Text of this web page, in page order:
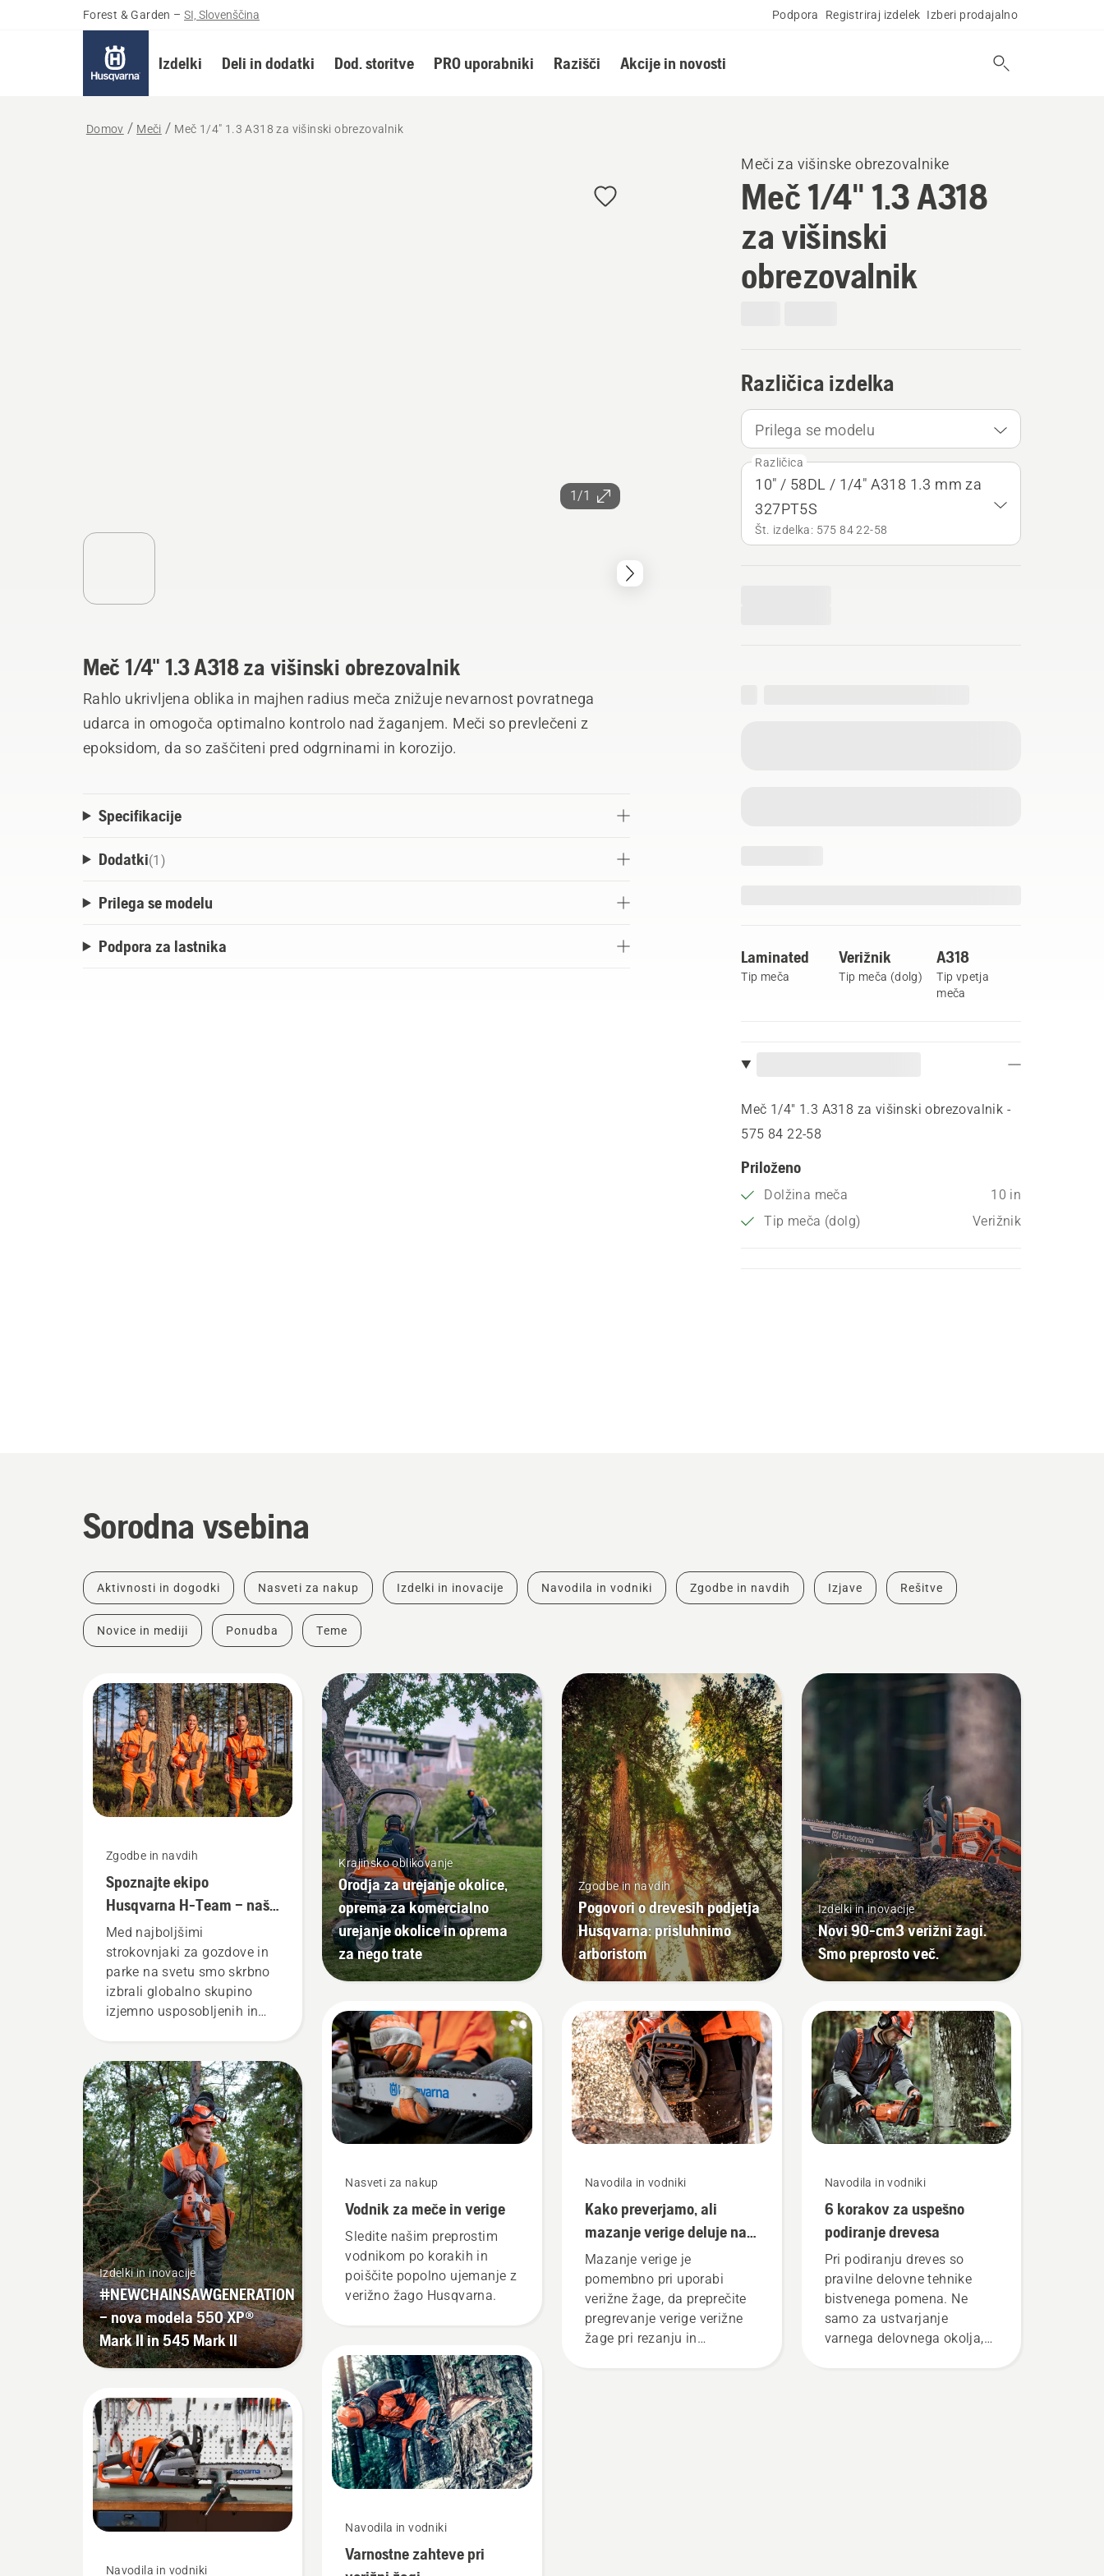
Forest & Garden – SI, Slovenščina Podpora Registriraj izdelek Izberi prodajalno
Izdelki Deli in dodatki Dod. storitve PRO uporabniki Razišči Akcije in novosti
Domov Meči Meč 1/4" 1.3 A318 za višinski obrezovalnik
1/1
Meči za višinske obrezovalnike
Meč 1/4" 1.3 A318
za višinski
obrezovalnik
Različica izdelka
Prilega se modelu
Različica
10" / 58DL / 1/4" A318 1.3 mm za
327PT5S
Št. izdelka: 575 84 22‑58
Laminated
Tip meča
Verižnik
Tip meča (dolg)
A318
Tip vpetja
meča
Meč 1/4" 1.3 A318 za višinski obrezovalnik -
575 84 22‑58
Priloženo
Dolžina meča
10 in
Tip meča (dolg)
Verižnik
Meč 1/4" 1.3 A318 za višinski obrezovalnik
Rahlo ukrivljena oblika in majhen radius meča znižuje nevarnost povratnega
udarca in omogoča optimalno kontrolo nad žaganjem. Meči so prevlečeni z
epoksidom, da so zaščiteni pred odgrninami in korozijo.
Specifikacije
Dodatki(1 )
Prilega se modelu
Podpora za lastnika
Sorodna vsebina
Aktivnosti in dogodki Nasveti za nakup Izdelki in inovacije Navodila in vodniki Zgodbe in navdih Izjave Rešitve
Novice in mediji Ponudba Teme
Zgodbe in navdih
Spoznajte ekipo
Husqvarna H-Team – naše
najzahtevnejše
uporabnike
Med najboljšimi
strokovnjaki za gozdove in
parke na svetu smo skrbno
izbrali globalno skupino
izjemno usposobljenih in
tudi naši najzahtevnejši
uporabniki.
Izdelki in inovacije
#NEWCHAINSAWGENERATION
– nova modela 550 XP®
Mark II in 545 Mark II
Navodila in vodniki
Krajinsko oblikovanje
Orodja za urejanje okolice,
oprema za komercialno
urejanje okolice in oprema
za nego trate
Nasveti za nakup
Vodnik za meče in verige
Sledite našim preprostim
vodnikom po korakih in
poiščite popolno ujemanje z
verižno žago Husqvarna.
Navodila in vodniki
Varnostne zahteve pri
Zgodbe in navdih
Pogovori o drevesih podjetja
Husqvarna: prisluhnimo
arboristom
Navodila in vodniki
Kako preverjamo, ali
mazanje verige deluje na
verižni žagi
Mazanje verige je
pomembno pri uporabi
verižne žage, da preprečite
pregrevanje verige verižne
žage pri rezanju in
Izdelki in inovacije
Novi 90-cm3 verižni žagi.
Smo preprosto več.
Navodila in vodniki
6 korakov za uspešno
podiranje drevesa
Pri podiranju dreves so
pravilne delovne tehnike
bistvenega pomena. Ne
samo za ustvarjanje
varnega delovnega okolja,